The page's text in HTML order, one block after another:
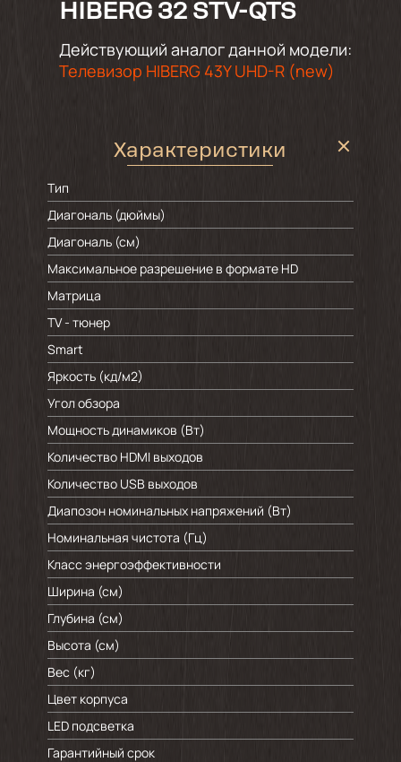
HIBERG 32 STV-QTS
Действующий аналог данной модели:
Телевизор HIBERG 43Y UHD-R (new)
Характеристики
Тип
Диагональ (дюймы)
Диагональ (см)
Максимальное разрешение в формате HD
Матрица
TV - тюнер
Smart
Яркость (кд/м2)
Угол обзора
Мощность динамиков (Вт)
Количество HDMI выходов
Количество USB выходов
Диапозон номинальных напряжений (Вт)
Номинальная чистота (Гц)
Класс энергоэффективности
Ширина (см)
Глубина (см)
Высота (см)
Вес (кг)
Цвет корпуса
LED подсветка
Гарантийный срок